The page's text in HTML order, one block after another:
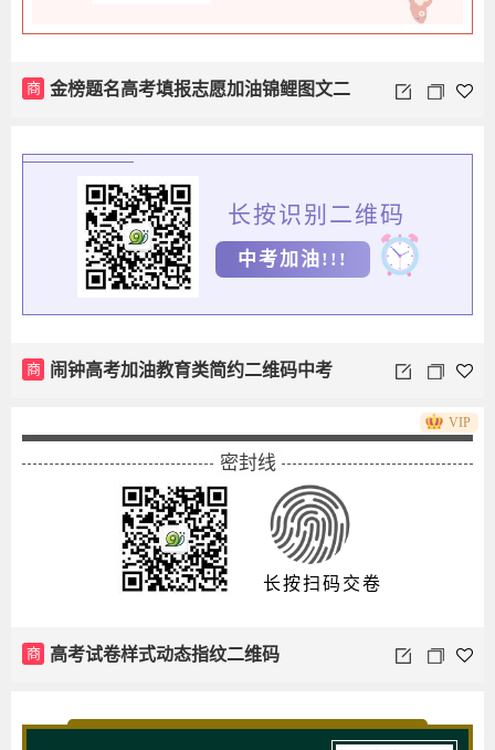
商 金榜题名高考填报志愿加油锦鲤图文二
长按识别二维码
中考加油!!!
商 闹钟高考加油教育类简约二维码中考
密封线
长按扫码交卷
商 高考试卷样式动态指纹二维码
VIP